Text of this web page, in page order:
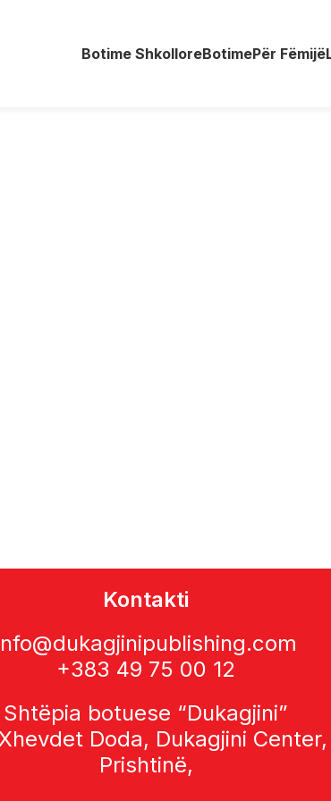
Botime ShkolloreBotimePër Fëmijë
Kontakti
+383 49 75 00 12
Shtëpia botuese “Dukagjini”
Doda, Dukagjini Center,
Prishtinë,